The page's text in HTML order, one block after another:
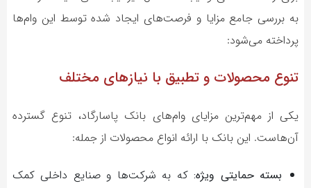
به بررسی جامع مزایا و فرصت‌های ایجاد شده توسط این وام‌ها
پرداخته می‌شود:
تنوع محصولات و تطبیق با نیازهای مختلف
یکی از مهم‌ترین مزایای وام‌های بانک پاسارگاد، تنوع گسترده
آن‌هاست. این بانک با ارائه انواع محصولات از جمله:
بسته حمایتی ویژه:که به شرکت‌ها و صنایع داخلی کمک